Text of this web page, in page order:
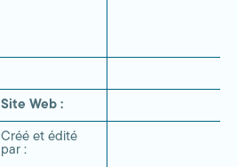
Site Web :
Créé et édité
par :